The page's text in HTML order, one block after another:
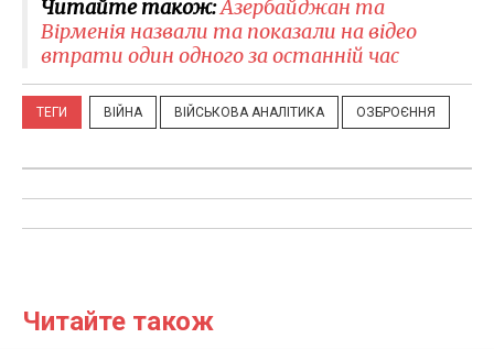
Читайте також:​Азербайджан та
Вірменія назвали та показали на відео
втрати один одного за останній час
ТЕГИ ВІЙНА ВІЙСЬКОВА АНАЛІТИКА ОЗБРОЄННЯ
Читайте також